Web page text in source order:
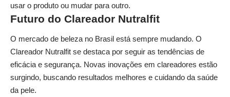
usar o produto ou mudar para outro.
Futuro do Clareador Nutralfit
O mercado de beleza no Brasil está sempre mudando. O
Clareador Nutralfit se destaca por seguir as tendências de
eficácia e segurança. Novas inovações em clareadores estão
surgindo, buscando resultados melhores e cuidando da saúde
da pele.